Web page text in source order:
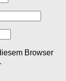
Browser